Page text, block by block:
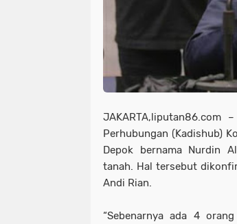
JAKARTA,liputan86.com
Perhubungan (Kadishub)
Depok bernama Nurdin
tanah. Hal tersebut
Andi Rian.
“Sebenarnya ada 4